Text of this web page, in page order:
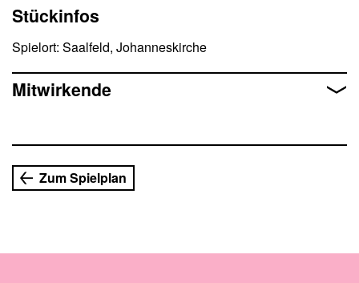
Stückinfos
Spielort: Saalfeld, Johanneskirche
Mitwirkende
Zum Spielplan